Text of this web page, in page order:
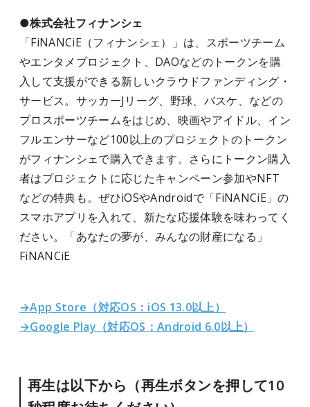
●株式会社フィナンシェ
「FiNANCiE（フィナンシェ）」は、スポーツチーム
やエンタメプロジェクト、DAOなどのトークンを購
入して支援ができる新しいクラウドファンディング・
サービス。サッカーJリーグ、野球、バスケ、などの
プロスポーツチームをはじめ、映画やアイドル、イン
フルエンサーなど100以上のプロジェクトのトークン
がフィナンシェで購入できます。さらにトークン購入
者はプロジェクトに応じたキャンペーン参加やNFT
などの特典も。ぜひiOSやAndroidで「FiNANCiE」の
スマホアプリを入れて、新たな応援体験を味わってく
ださい。「あなたの夢が、みんなの財産になる」
FiNANCiE
→App Store（対応OS：iOS 13.0以上）
→Google Play（対応OS：Android 6.0以上）
再生は以下から（再生ボタンを押して10